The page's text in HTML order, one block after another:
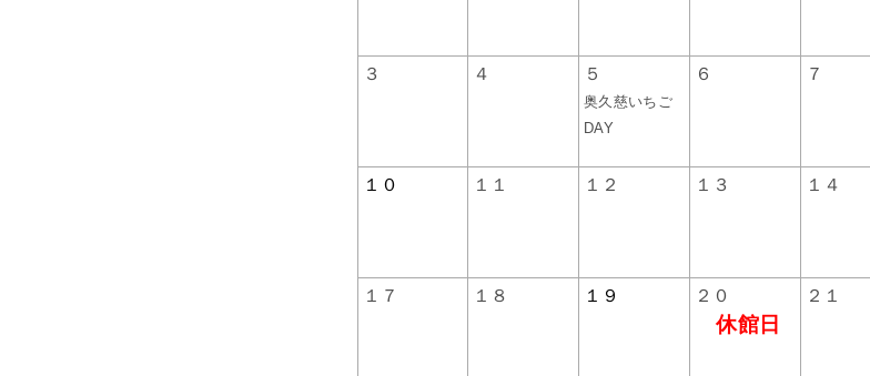
３ ４ ５
奥久慈いちご
DAY
６ ７
１０ １１ １２ １３ １４
１７ １８ １９ ２０
休館日
２１